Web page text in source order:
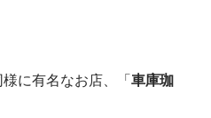
に有名なお店、「車庫珈